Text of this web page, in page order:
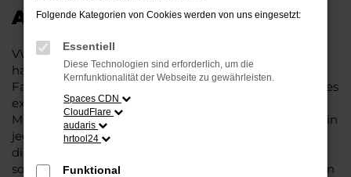
ARTEON GEBRAUCHTWAGEN
VW Arteon Gebrauchtwagen liegen im Trend und das
hat einen vergleichsweise einfachen Grund. Ob für
Fahrten in und um Düsseldorf oder längere Strecken: es
existieren schlichtweg kaum Fahrzeuge, die diesem
Modell das Wasser reichen können. Die Qualität steht in
jeder Modellgeneration außer Frage. Hinzu kommen
die vielfältigen Möglichkeiten einer Individualisierung
sowie die zahlreichen Assistenzsysteme. Ein VW Arteon
Folgende Kategorien von Cookies werden von uns eingesetzt:
Essentiell
Diese Technologien sind erforderlich, um die
Kernfunktionalität der Webseite zu gewährleisten.
Spaces CDN
CloudFlare
audaris
hrtool24
Funktional